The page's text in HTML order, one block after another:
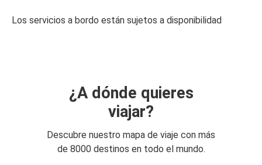
Los servicios a bordo están sujetos a disponibilidad
¿A dónde quieres
viajar?
Descubre nuestro mapa de viaje con más
de 8000 destinos en todo el mundo.